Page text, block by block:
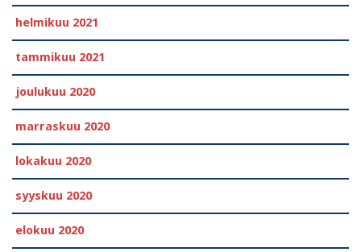
helmikuu 2021
tammikuu 2021
joulukuu 2020
marraskuu 2020
lokakuu 2020
syyskuu 2020
elokuu 2020